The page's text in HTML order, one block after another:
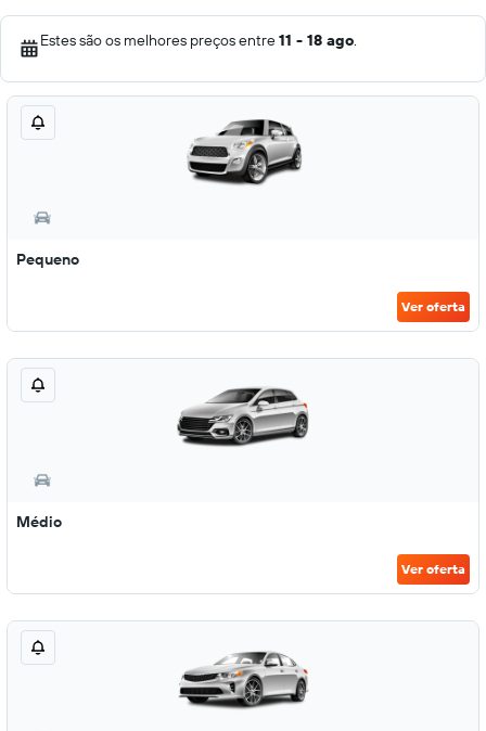
Estes são os melhores preços entre11 - 18 ago.
Pequeno
Ver oferta
Médio
Ver oferta